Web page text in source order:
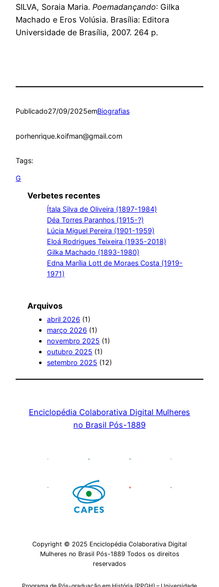
SILVA, Soraia Maria. Poemadançando: Gilka
Machado e Eros Volúsia. Brasília: Editora
Universidade de Brasília, 2007. 264 p.
Publicado27/09/2025emBiografias
porhenrique.koifman@gmail.com
Tags:
G
Verbetes recentes
Ítala Silva de Oliveira (1897-1984)
Déa Torres Paranhos (1915-?)
Lúcia Miguel Pereira (1901-1959)
Eloá Rodrigues Teixeira (1935-2018)
Gilka Machado (1893-1980)
Edna Marília Lott de Moraes Costa (1919-
1971)
Arquivos
abril 2026 (1)
março 2026 (1)
novembro 2025 (1)
outubro 2025 (1)
setembro 2025 (12)
Enciclopédia Colaborativa Digital Mulheres
no Brasil Pós-1889
Copyright © 2025 Enciclopédia Colaborativa Digital
Mulheres no Brasil Pós-1889 Todos os direitos
reservados
Programa de Pós-graduação em História (PPGH) – Universidade